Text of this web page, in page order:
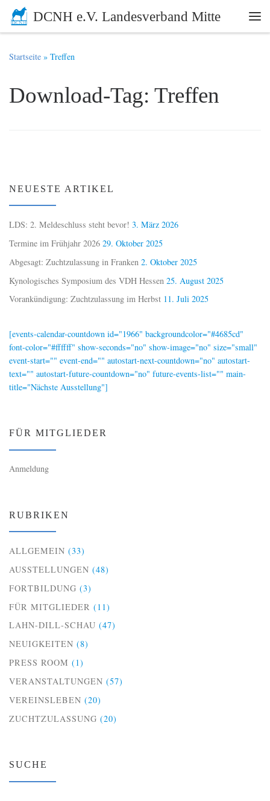
Zum Inhalt springen
DCNH e.V. Landesverband Mitte
Startseite » Treffen
Download-Tag: Treffen
NEUESTE ARTIKEL
LDS: 2. Meldeschluss steht bevor! 3. März 2026
Termine im Frühjahr 2026 29. Oktober 2025
Abgesagt: Zuchtzulassung in Franken 2. Oktober 2025
Kynologisches Symposium des VDH Hessen 25. August 2025
Vorankündigung: Zuchtzulassung im Herbst 11. Juli 2025
[events-calendar-countdown id="1966" backgroundcolor="#4685cd"
font-color="#ffffff" show-seconds="no" show-image="no" size="small"
event-start="" event-end="" autostart-next-countdown="no" autostart-
text="" autostart-future-countdown="no" future-events-list="" main-
title="Nächste Ausstellung"]
FÜR MITGLIEDER
Anmeldung
RUBRIKEN
ALLGEMEIN (33)
AUSSTELLUNGEN (48)
FORTBILDUNG (3)
FÜR MITGLIEDER (11)
LAHN-DILL-SCHAU (47)
NEUIGKEITEN (8)
PRESS ROOM (1)
VERANSTALTUNGEN (57)
VEREINSLEBEN (20)
ZUCHTZULASSUNG (20)
SUCHE